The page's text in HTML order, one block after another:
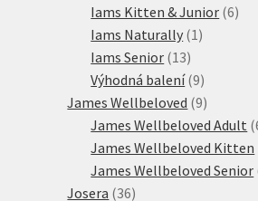
produkty
Iams Kitten & Junior 66
Iams Naturally 1 1
Iams Senior 1313
produktů
Výhodná balení 99
produktů
James Wellbeloved 99
James Wellbeloved Adult
James Wellbeloved Kitten
James Wellbeloved Senior
Josera 3636